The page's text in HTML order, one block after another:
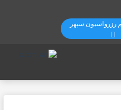
رزرواسيون سپهر